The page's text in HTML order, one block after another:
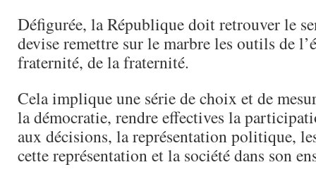
Défigurée, la République doit retrouver le
devise remettre sur le marbre les outils de
fraternité, de la fraternité.
Cela implique une série de choix et de
la démocratie, rendre effectives la
aux décisions, la représentation politique,
cette représentation et la société dans son